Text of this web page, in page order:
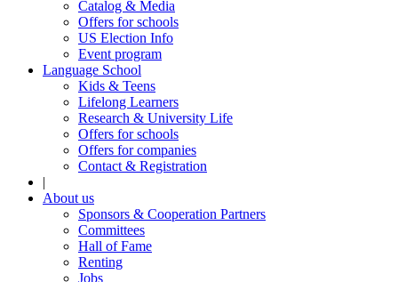
Catalog & Media
Offers for schools
US Election Info
Event program
Language School
Kids & Teens
Lifelong Learners
Research & University Life
Offers for schools
Offers for companies
Contact & Registration
|
About us
Sponsors & Cooperation Partners
Committees
Hall of Fame
Renting
Jobs